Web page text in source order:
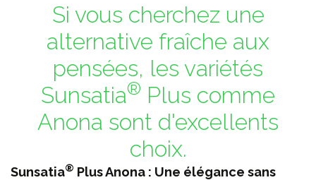
Si vous cherchez une
alternative fraîche aux
pensées, les variétés
Sunsatia® Plus comme
Anona sont d'excellents
choix.
Sunsatia® Plus Anona : Une élégance sans